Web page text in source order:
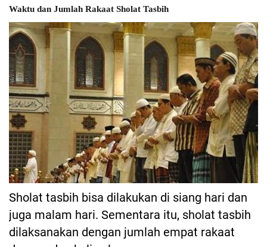
Waktu dan Jumlah Rakaat Sholat Tasbih
Sholat tasbih bisa dilakukan di siang hari dan
juga malam hari. Sementara itu, sholat tasbih
dilaksanakan dengan jumlah empat rakaat